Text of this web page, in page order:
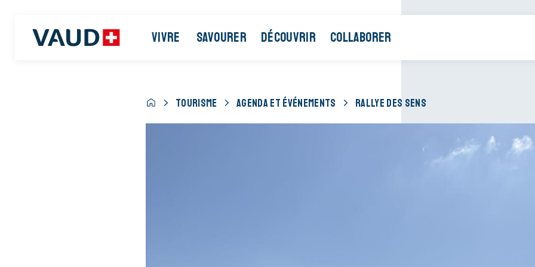
VIVRE SAVOURER DÉCOUVRIR COLLABORER
TOURISME AGENDA ET ÉVÉNEMENTS RALLYE DES SENS